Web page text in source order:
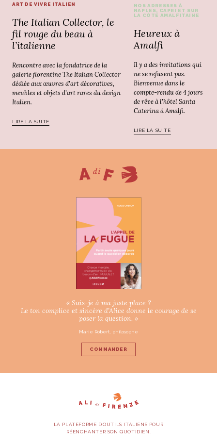
ART DE VIVRE ITALIEN
The Italian Collector, le
fil rouge du beau à
l’italienne
Rencontre avec la fondatrice de la
galerie florentine The Italian Collector
dédiée aux œuvres d'art décoratives,
meubles et objets d'art rares du design
Italien.
LIRE LA SUITE
NOS ADRESSES À
NAPLES, CAPRI ET SUR
LA CÔTE AMALFITAINE
Heureux à
Amalfi
Il y a des invitations qui
ne se refusent pas.
Bienvenue dans le
compte-rendu de 4 jours
de rêve à l'hôtel Santa
Caterina à Amalfi.
LIRE LA SUITE
« Suis-je à ma juste place ?
Le ton complice et sincère d’Alice donne le courage de se
poser la question. »
Marie Robert, philosophe
COMMANDER
LA PLATEFORME D’OUTILS ITALIENS POUR
RÉENCHANTER SON QUOTIDIEN.